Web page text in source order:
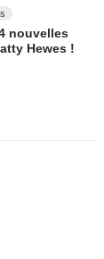
nouvelles
Hewes !